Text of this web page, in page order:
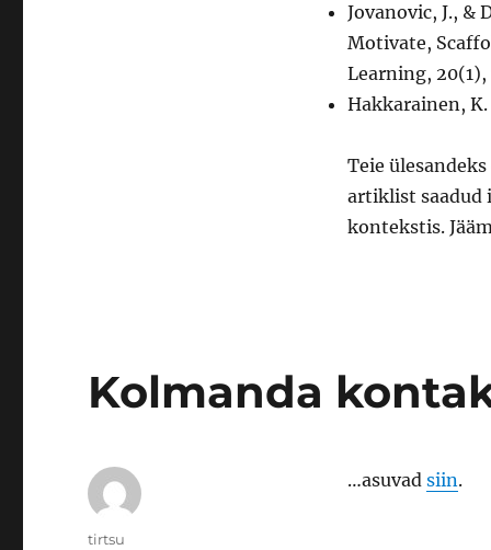
Jovanovic, J., &
Motivate,
Learning, 20(1),
Hakkarainen, K.
Teie
artiklist saadud
kontekstis.
Kolmanda
…asuvad siin.
Autor
tirtsu